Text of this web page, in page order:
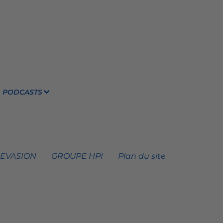
PODCASTS
GROUPE HPI Plan du site